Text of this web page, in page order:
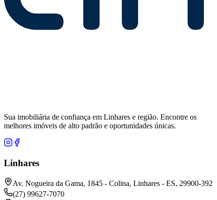
Sua imobiliária de confiança em Linhares e região. Encontre os
melhores imóveis de alto padrão e oportunidades únicas.
Linhares
Av. Nogueira da Gama, 1845 - Colina, Linhares - ES, 29900-392
(27) 99627-7070